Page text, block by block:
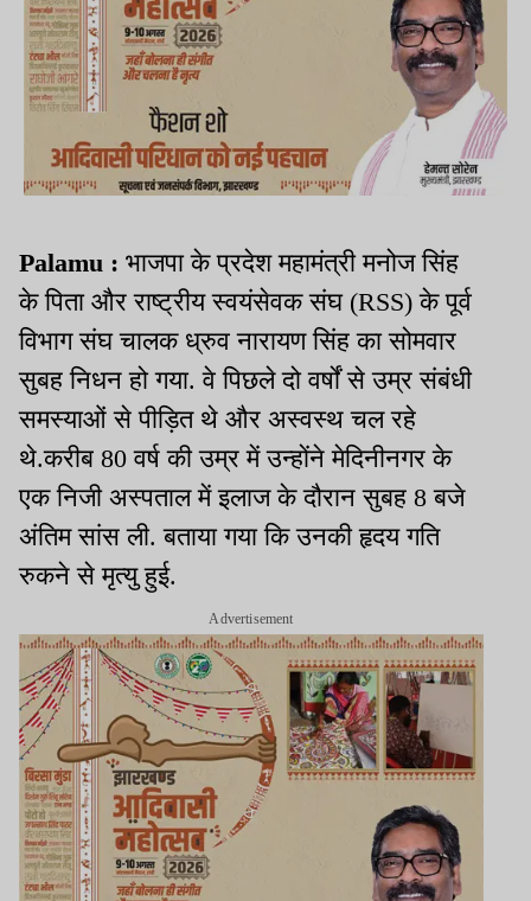
Palamu : भाजपा के प्रदेश महामंत्री मनोज सिंह
के पिता और राष्ट्रीय स्वयंसेवक संघ (RSS) के पूर्व
विभाग संघ चालक ध्रुव नारायण सिंह का सोमवार
सुबह निधन हो गया. वे पिछले दो वर्षों से उम्र संबंधी
समस्याओं से पीड़ित थे और अस्वस्थ चल रहे
थे.करीब 80 वर्ष की उम्र में उन्होंने मेदिनीनगर के
एक निजी अस्पताल में इलाज के दौरान सुबह 8 बजे
अंतिम सांस ली. बताया गया कि उनकी हृदय गति
रुकने से मृत्यु हुई.
Advertisement